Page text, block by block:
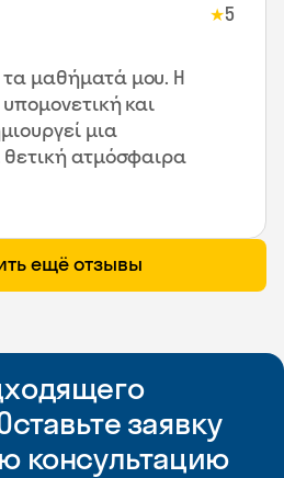
★5
μαθήματά μου. Η
και
μια
θετική ατμόσφαιρα
ещё отзывы
заявку
консультацию